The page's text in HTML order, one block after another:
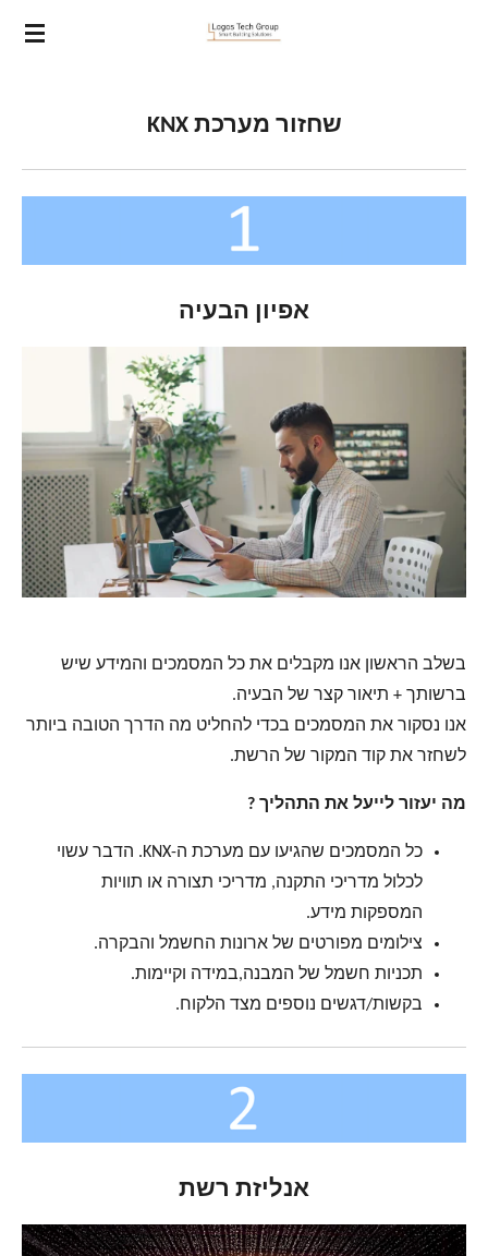
שחזור מערכת KNX
אפיון הבעיה
בשלב הראשון אנו מקבלים את כל המסמכים והמידע שיש
ברשותך + תיאור קצר של הבעיה.
אנו נסקור את המסמכים בכדי להחליט מה הדרך הטובה ביותר
לשחזר את קוד המקור של הרשת.
מה יעזור לייעל את התהליך ?
כל המסמכים שהגיעו עם מערכת ה-KNX. הדבר עשוי
לכלול מדריכי התקנה, מדריכי תצורה או תוויות
המספקות מידע.
צילומים מפורטים של ארונות החשמל והבקרה.
תכניות חשמל של המבנה,במידה וקיימות.
בקשות/דגשים נוספים מצד הלקוח.
אנליזת רשת